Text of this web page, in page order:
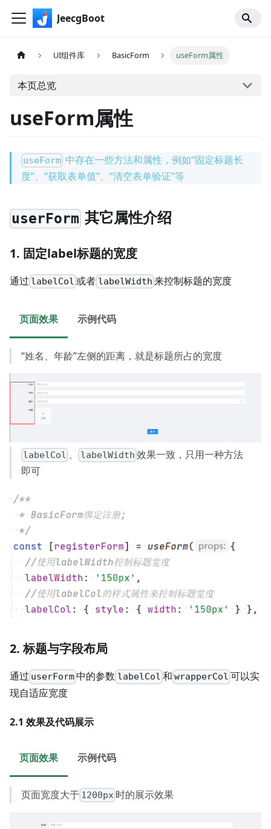
JeecgBoot
UI组件库 BasicForm useForm属性
本页总览
useForm属性
useForm 中存在一些方法和属性，例如“固定标题长
度”、“获取表单值”、“清空表单验证”等
userForm 其它属性介绍
1. 固定label标题的宽度
通过 labelCol 或者 labelWidth 来控制标题的宽度
页面效果 示例代码
“姓名、年龄”左侧的距离，就是标题所占的宽度
labelCol 、 labelWidth 效果一致，只用一种方法
即可
2. 标题与字段布局
通过 userForm中的参数 labelCol 和 wrapperCol 可以实
现自适应宽度
2.1 效果及代码展示
页面效果 示例代码
页面宽度大于 1200px 时的展示效果